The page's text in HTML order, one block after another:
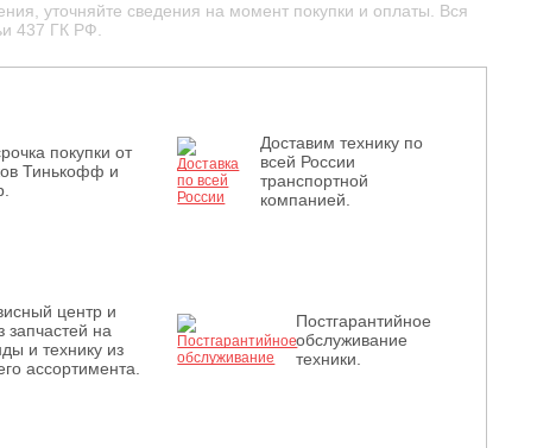
уточняйте сведения на момент покупки и оплаты. Вся
437 ГК РФ.
покупки от
Тинькофф и
Доставим технику по
всей России
транспортной
компанией.
центр и
запчастей на
и технику из
ассортимента.
Постгарантийное
обслуживание
техники.